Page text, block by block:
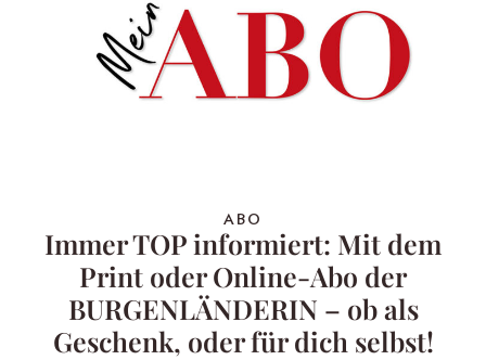
ABO
Immer TOP informiert: Mit dem
Print oder Online-Abo der
BURGENLÄNDERIN – ob als
Geschenk, oder für dich selbst!